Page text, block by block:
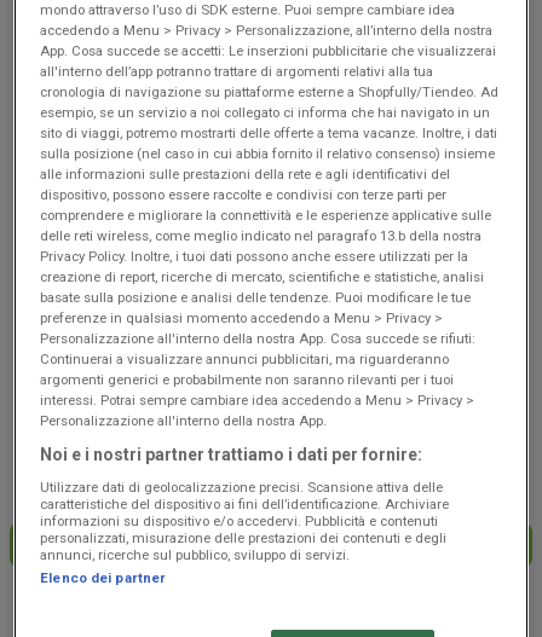
Scade il 19/08 Zocca Scade il 19/08 Zocca
NUOVO
Famila
Offerte d'agosto
Scade il 19/08 Zocca
NUOVO
Famila
Offerte D'agosto
Scade il 19/08
CARICA ALTRE OFFERTE
mondo attraverso l’uso di SDK esterne. Puoi sempre cambiare idea
accedendo a Menu > Privacy > Personalizzazione, all’interno della nostra
App. Cosa succede se accetti: Le inserzioni pubblicitarie che visualizzerai
all'interno dell’app potranno trattare di argomenti relativi alla tua
cronologia di navigazione su piattaforme esterne a Shopfully/Tiendeo. Ad
esempio, se un servizio a noi collegato ci informa che hai navigato in un
sito di viaggi, potremo mostrarti delle offerte a tema vacanze. Inoltre, i dati
sulla posizione (nel caso in cui abbia fornito il relativo consenso) insieme
alle informazioni sulle prestazioni della rete e agli identificativi del
dispositivo, possono essere raccolte e condivisi con terze parti per
comprendere e migliorare la connettività e le esperienze applicative sulle
delle reti wireless, come meglio indicato nel paragrafo 13.b della nostra
Privacy Policy. Inoltre, i tuoi dati possono anche essere utilizzati per la
creazione di report, ricerche di mercato, scientifiche e statistiche, analisi
basate sulla posizione e analisi delle tendenze. Puoi modificare le tue
preferenze in qualsiasi momento accedendo a Menu > Privacy >
Personalizzazione all'interno della nostra App. Cosa succede se rifiuti:
Continuerai a visualizzare annunci pubblicitari, ma riguarderanno
argomenti generici e probabilmente non saranno rilevanti per i tuoi
interessi. Potrai sempre cambiare idea accedendo a Menu > Privacy >
Personalizzazione all'interno della nostra App.
Noi e i nostri partner trattiamo i dati per fornire:
Utilizzare dati di geolocalizzazione precisi. Scansione attiva delle
caratteristiche del dispositivo ai fini dell’identificazione. Archiviare
informazioni su dispositivo e/o accedervi. Pubblicità e contenuti
personalizzati, misurazione delle prestazioni dei contenuti e degli
annunci, ricerche sul pubblico, sviluppo di servizi.
Elenco dei partner